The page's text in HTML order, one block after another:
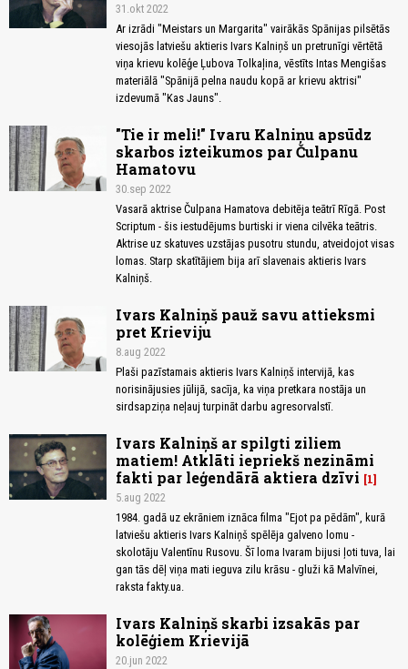
31.okt 2022
Ar izrādi "Meistars un Margarita" vairākās Spānijas pilsētās
viesojās latviešu aktieris Ivars Kalniņš un pretrunīgi vērtētā
viņa krievu kolēģe Ļubova Tolkaļina, vēstīts Intas Mengišas
materiālā "Spānijā pelna naudu kopā ar krievu aktrisi"
izdevumā "Kas Jauns".
"Tie ir meli!" Ivaru Kalniņu apsūdz
skarbos izteikumos par Čulpanu
Hamatovu
30.sep 2022
Vasarā aktrise Čulpana Hamatova debitēja teātrī Rīgā. Post
Scriptum - šis iestudējums burtiski ir viena cilvēka teātris.
Aktrise uz skatuves uzstājas pusotru stundu, atveidojot visas
lomas. Starp skatītājiem bija arī slavenais aktieris Ivars
Kalniņš.
Ivars Kalniņš pauž savu attieksmi
pret Krieviju
8.aug 2022
Plaši pazīstamais aktieris Ivars Kalniņš intervijā, kas
norisinājusies jūlijā, sacīja, ka viņa pretkara nostāja un
sirdsapziņa neļauj turpināt darbu agresorvalstī.
Ivars Kalniņš ar spilgti ziliem
matiem! Atklāti iepriekš nezināmi
fakti par leģendārā aktiera dzīvi
1
5.aug 2022
1984. gadā uz ekrāniem iznāca filma "Ejot pa pēdām", kurā
latviešu aktieris Ivars Kalniņš spēlēja galveno lomu -
skolotāju Valentīnu Rusovu. Šī loma Ivaram bijusi ļoti tuva, lai
gan tās dēļ viņa mati ieguva zilu krāsu - gluži kā Malvīnei,
raksta fakty.ua.
Ivars Kalniņš skarbi izsakās par
kolēģiem Krievijā
20.jun 2022